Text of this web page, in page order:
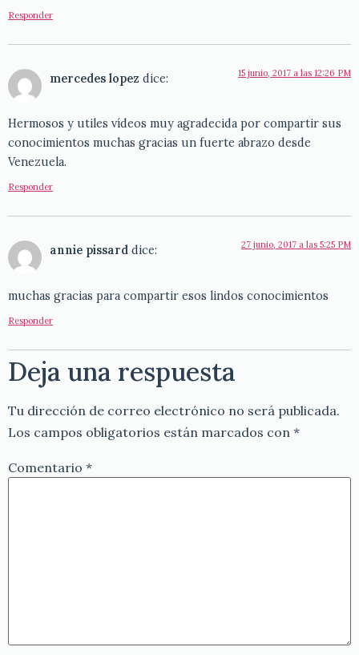
Responder
mercedes lopez dice: 15 junio, 2017 a las 12:26 PM
Hermosos y utiles vídeos muy agradecida por compartir sus
conocimientos muchas gracias un fuerte abrazo desde
Venezuela.
Responder
annie pissard dice: 27 junio, 2017 a las 5:25 PM
muchas gracias para compartir esos lindos conocimientos
Responder
Deja una respuesta
Tu dirección de correo electrónico no será publicada.
Los campos obligatorios están marcados con *
Comentario *